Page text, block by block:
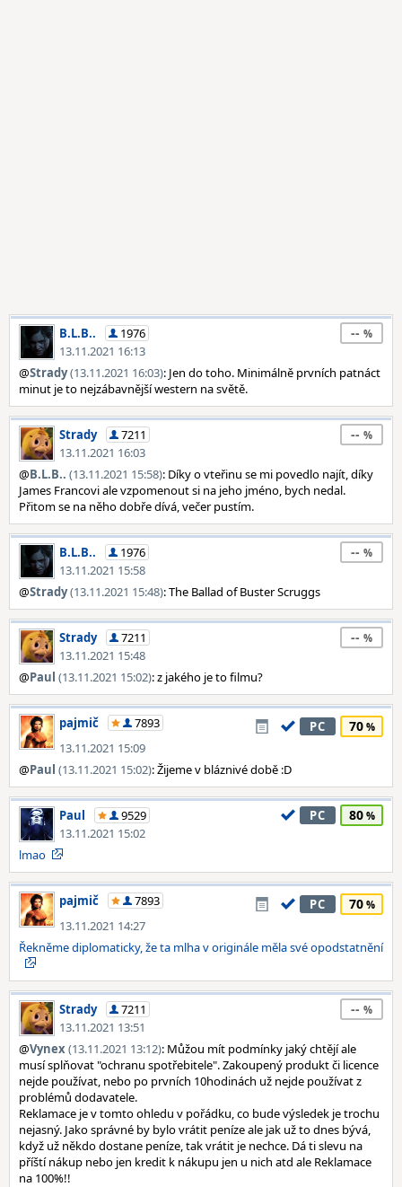
B.L.B..
1976
13.11.2021 16:13
--
@Strady(13.11.2021 16:03): Jen do toho. Minimálně prvních patnáct
minut je to nejzábavnější western na světě.
Strady
7211
13.11.2021 16:03
--
@B.L.B.. (13.11.2021 15:58): Díky o vteřinu se mi povedlo najít, díky
James Francovi ale vzpomenout si na jeho jméno, bych nedal.
Přitom se na něho dobře dívá, večer pustím.
B.L.B..
1976
13.11.2021 15:58
--
@Strady(13.11.2021 15:48): The Ballad of Buster Scruggs
Strady
7211
13.11.2021 15:48
--
@Paul (13.11.2021 15:02): z jakého je to filmu?
pajmič
7893
13.11.2021 15:09
PC 70
@Paul (13.11.2021 15:02): Žijeme v bláznivé době :D
Paul
9529
13.11.2021 15:02
PC 80
lmao
pajmič
7893
13.11.2021 14:27
PC 70
Řekněme diplomaticky, že ta mlha v originále měla své opodstatnění
Strady
7211
13.11.2021 13:51
--
@Vynex(13.11.2021 13:12): Můžou mít podmínky jaký chtějí ale
musí splňovat "ochranu spotřebitele". Zakoupený produkt či licence
nejde používat, nebo po prvních 10hodinách už nejde používat z
problémů dodavatele.
Reklamace je v tomto ohledu v pořádku, co bude výsledek je trochu
nejasný. Jako správné by bylo vrátit peníze ale jak už to dnes bývá,
když už někdo dostane peníze, tak vrátit je nechce. Dá ti slevu na
příští nákup nebo jen kredit k nákupu jen u nich atd ale Reklamace
na 100%!!